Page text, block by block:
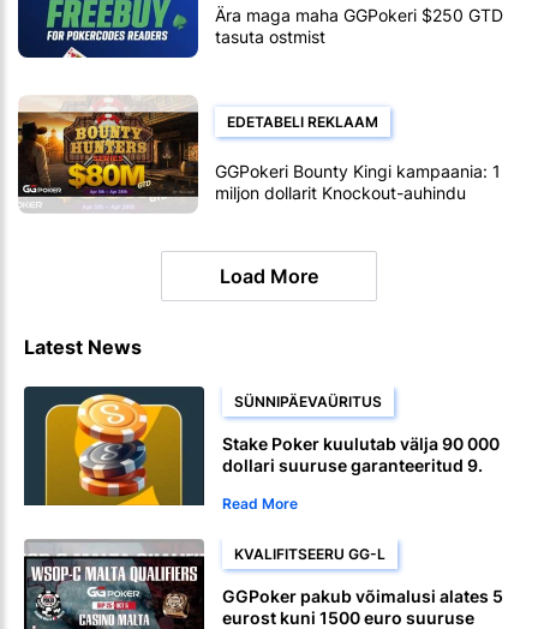
Ära maga maha GGPokeri $250 GTD
tasuta ostmist
EDETABELI REKLAAM
GGPokeri Bounty Kingi kampaania: 1
miljon dollarit Knockout-auhindu
Load More
Latest News
SÜNNIPÄEVAÜRITUS
Stake Poker kuulutab välja 90 000
dollari suuruse garanteeritud 9.
Read More
KVALIFITSEERU GG-L
GGPoker pakub võimalusi alates 5
eurost kuni 1500 euro suuruse